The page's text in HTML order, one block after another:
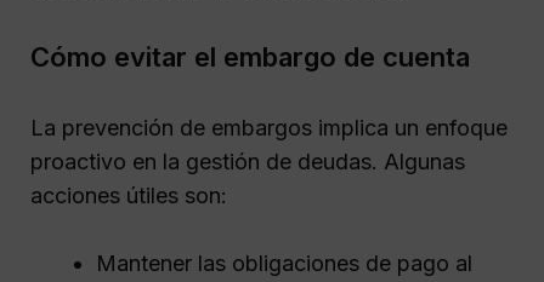
Cómo evitar el embargo de cuenta
La prevención de embargos implica un enfoque
proactivo en la gestión de deudas. Algunas
acciones útiles son:
Mantener las obligaciones de pago al